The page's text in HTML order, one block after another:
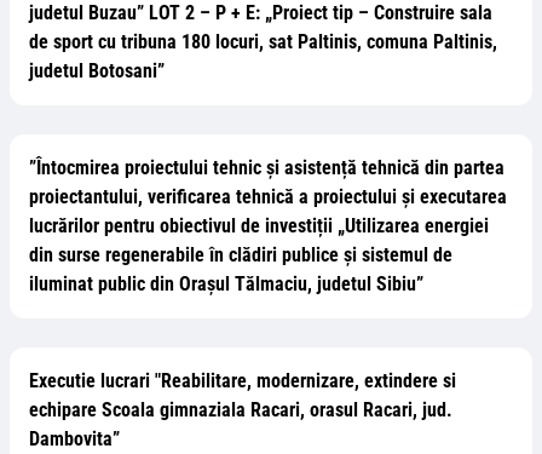
judetul Buzau” LOT 2 – P + E: „Proiect tip – Construire sala
de sport cu tribuna 180 locuri, sat Paltinis, comuna Paltinis,
judetul Botosani”
”Întocmirea proiectului tehnic și asistență tehnică din partea
proiectantului, verificarea tehnică a proiectului și executarea
lucrărilor pentru obiectivul de investiții „Utilizarea energiei
din surse regenerabile în clădiri publice şi sistemul de
iluminat public din Orașul Tălmaciu, judetul Sibiu”
Executie lucrari "Reabilitare, modernizare, extindere si
echipare Scoala gimnaziala Racari, orasul Racari, jud.
Dambovita”